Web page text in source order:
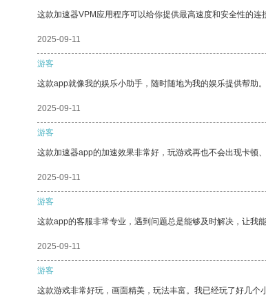
这款加速器VPM应用程序可以给你提供最高速度和安全性的连
2025-09-11
游客
这款app就像我的娱乐小助手，随时随地为我的娱乐提供帮助。
2025-09-11
游客
这款加速器app的加速效果非常好，玩游戏再也不会出现卡顿
2025-09-11
游客
这款app的客服非常专业，遇到问题总是能够及时解决，让我能
2025-09-11
游客
这款游戏非常好玩，画面精美，玩法丰富。我已经玩了好几个